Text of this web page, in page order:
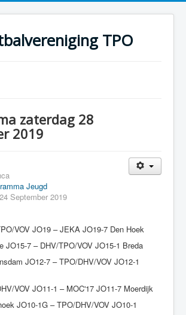
TPO
zaterdag 28
2019
Jeugd
September 2019
VOV JO19 – JEKA JO19-7 Den Hoek
JO15-7 – DHV/TPO/VOV JO15-1 Breda
JO12-7 – TPO/DHV/VOV JO12-1
VOV JO11-1 – MOC'17 JO11-7 Moerdijk
JO10-1G – TPO/DHV/VOV JO10-1